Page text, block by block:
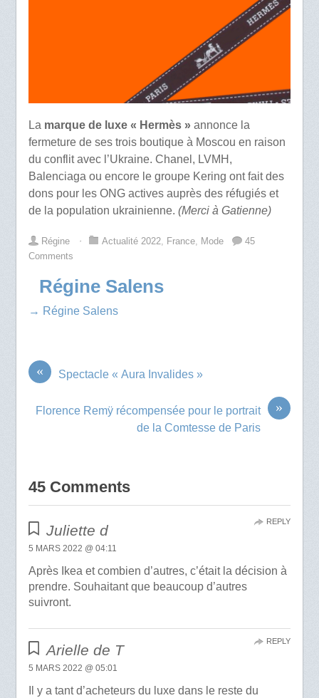
La marque de luxe « Hermès »annonce la
fermeture de ses trois boutique à Moscou en raison
du conflit avec l’Ukraine. Chanel, LVMH,
Balenciaga ou encore le groupe Kering ont fait des
dons pour les ONG actives auprès des réfugiés et
de la population ukrainienne. (Merci à Gatienne)
Régine ⋅ Actualité 2022, France, Mode
45
Comments
Régine Salens
→ Régine Salens
« Spectacle « Aura Invalides »
»
Florence Remÿ récompensée pour le portrait
de la Comtesse de Paris
45 Comments
Juliette d
5 MARS 2022 @ 04:11
Après Ikea et combien d’autres, c’était la décision à
prendre. Souhaitant que beaucoup d’autres
suivront.
REPLY
Arielle de T
5 MARS 2022 @ 05:01
Il y a tant d’acheteurs du luxe dans le reste du
REPLY